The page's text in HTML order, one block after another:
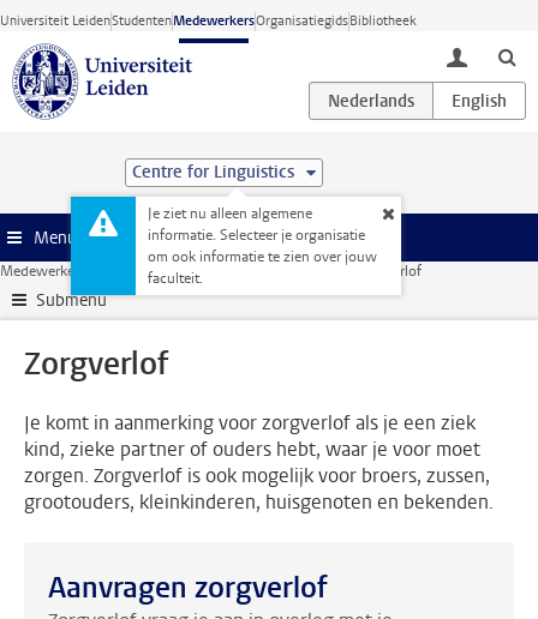
Ga direct naar de inhoud
Universiteit LeidenStudentenMedewerkersOrganisatiegidsBibliotheek
toggle
Centre for Linguistics
Je ziet nu alleen algemene
informatie. Selecteer je organisatie
om ook informatie te zien over jouw
faculteit.
Menu
Medewerkerswebsite HR Arbeidsvoorwaarden Verlof Zorgverlof
Submenu
Zorgverlof
Je komt in aanmerking voor zorgverlof als je een ziek
kind, zieke partner of ouders hebt, waar je voor moet
zorgen. Zorgverlof is ook mogelijk voor broers, zussen,
grootouders, kleinkinderen, huisgenoten en bekenden.
Aanvragen zorgverlof